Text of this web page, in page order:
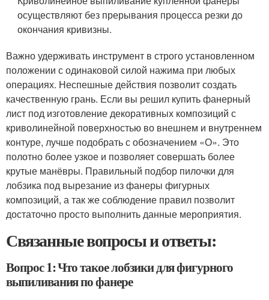
осуществляют без прерывания процесса резки до
окончания кривизны.
Важно удерживать инструмент в строго установленном
положении с одинаковой силой нажима при любых
операциях. Неспешные действия позволит создать
качественную грань. Если вы решил купить фанерный
лист под изготовление декоративных композиций с
криволинейной поверхностью во внешнем и внутреннем
контуре, лучше подобрать с обозначением «О». Это
полотно более узкое и позволяет совершать более
крутые манёвры. Правильный подбор пилочки для
лобзика под вырезание из фанеры фигурных
композиций, а так же соблюдение правил позволит
достаточно просто выполнить данные мероприятия.
Связанные вопросы и ответы:
Вопрос 1: Что такое лобзики для фигурного
выпиливания по фанере